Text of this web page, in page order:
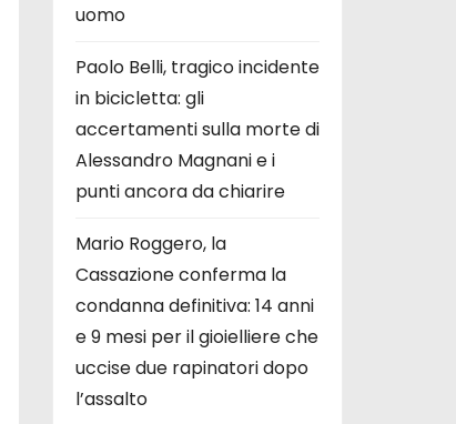
uomo
Paolo Belli, tragico incidente
in bicicletta: gli
accertamenti sulla morte di
Alessandro Magnani e i
punti ancora da chiarire
Mario Roggero, la
Cassazione conferma la
condanna definitiva: 14 anni
e 9 mesi per il gioielliere che
uccise due rapinatori dopo
l’assalto